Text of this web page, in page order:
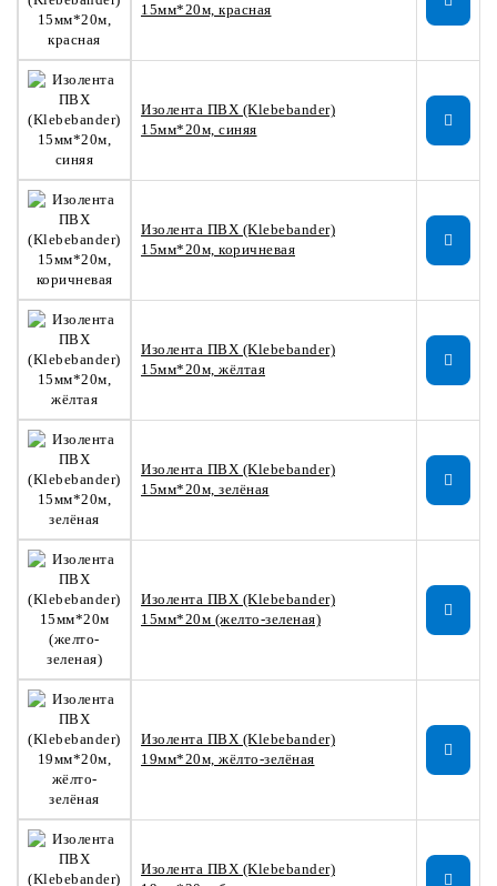
15мм*20м, красная
Изолента ПВХ (Klebebander)
15мм*20м, синяя
Изолента ПВХ (Klebebander)
15мм*20м, коричневая
Изолента ПВХ (Klebebander)
15мм*20м, жёлтая
Изолента ПВХ (Klebebander)
15мм*20м, зелёная
Изолента ПВХ (Klebebander)
15мм*20м (желто-зеленая)
Изолента ПВХ (Klebebander)
19мм*20м, жёлто-зелёная
Изолента ПВХ (Klebebander)